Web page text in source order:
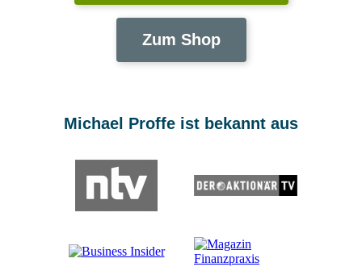
Zum Shop
Michael Proffe ist bekannt aus